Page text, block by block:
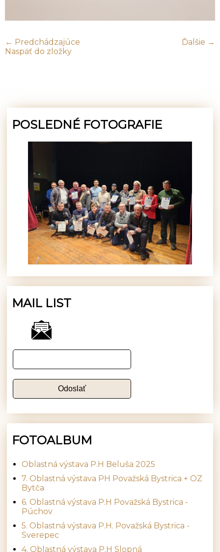
← Predchádzajúce
Ďalšie →
Naspäť do zložky
POSLEDNÉ FOTOGRAFIE
MAIL LIST
FOTOALBUM
Oblastná výstava P.H Beluša 2025
7. Oblastná výstava PH Považská Bystrica + OZ
Bytča
6. Oblastná výstava P.H Považská Bystrica -
Púchov
5. Oblastná výstava P.H. Považská Bystrica -
Sverepec
4. Oblastná výstava P.H Slopná